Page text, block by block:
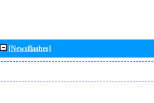
[Newsflashes]